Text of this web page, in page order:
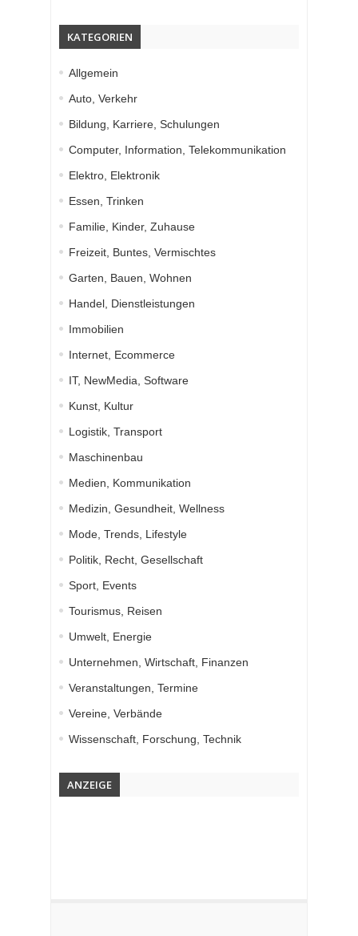
KATEGORIEN
Allgemein
Auto, Verkehr
Bildung, Karriere, Schulungen
Computer, Information, Telekommunikation
Elektro, Elektronik
Essen, Trinken
Familie, Kinder, Zuhause
Freizeit, Buntes, Vermischtes
Garten, Bauen, Wohnen
Handel, Dienstleistungen
Immobilien
Internet, Ecommerce
IT, NewMedia, Software
Kunst, Kultur
Logistik, Transport
Maschinenbau
Medien, Kommunikation
Medizin, Gesundheit, Wellness
Mode, Trends, Lifestyle
Politik, Recht, Gesellschaft
Sport, Events
Tourismus, Reisen
Umwelt, Energie
Unternehmen, Wirtschaft, Finanzen
Veranstaltungen, Termine
Vereine, Verbände
Wissenschaft, Forschung, Technik
ANZEIGE